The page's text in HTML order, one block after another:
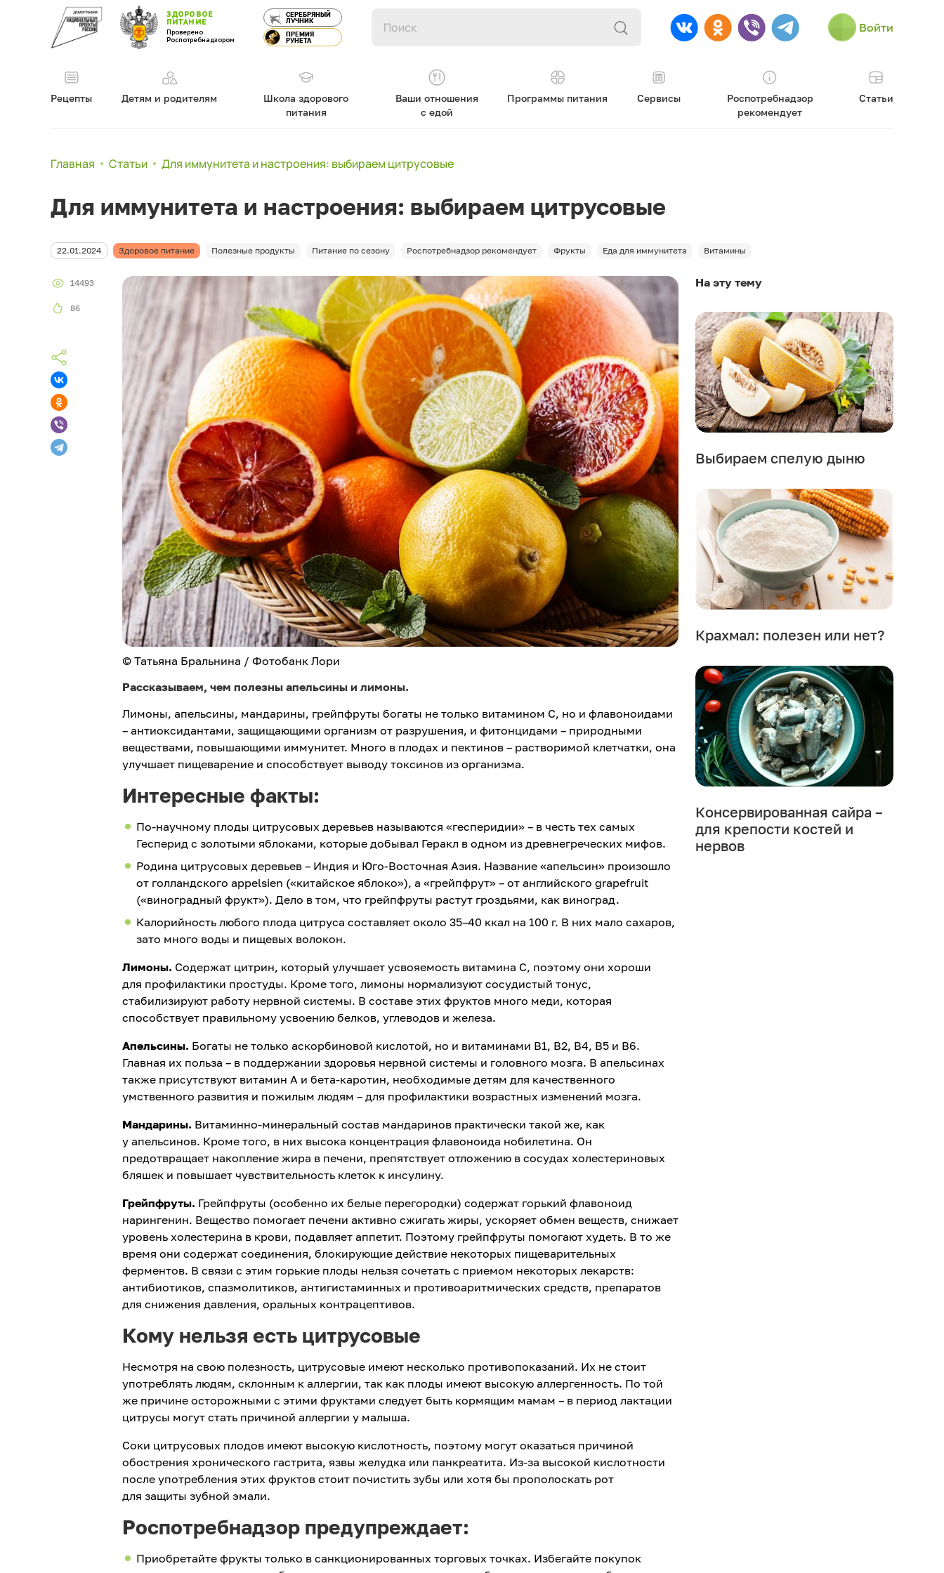
ЗДОРОВОЕ
ПИТАНИЕ
Проверено
Роспотребнадзором
СЕРЕБРЯНЫЙ
ЛУЧНИК
ПРЕМИЯ
РУНЕТА
Войти
Рецепты Детям и родителям
Школа здорового
питания
Ваши отношения
с едой
Программы питания Сервисы
Роспотребнадзор
рекомендует
Статьи
Главная Статьи Для иммунитета и настроения: выбираем цитрусовые
Для иммунитета и настроения: выбираем цитрусовые
22.01.2024 Здоровое питание Полезные продукты Питание по сезону Роспотребнадзор рекомендует Фрукты Еда для иммунитета Витамины
14493
86
© Татьяна Бральнина / Фотобанк Лори
Рассказываем, чем полезны апельсины и лимоны.
Лимоны, апельсины, мандарины, грейпфруты богаты не только витамином С, но и флавоноидами
– антиоксидантами, защищающими организм от разрушения, и фитонцидами – природными
веществами, повышающими иммунитет. Много в плодах и пектинов – растворимой клетчатки, она
улучшает пищеварение и способствует выводу токсинов из организма.
Интересные факты:
По-научному плоды цитрусовых деревьев называются «гесперидии» – в честь тех самых
Гесперид с золотыми яблоками, которые добывал Геракл в одном из древнегреческих мифов.
Родина цитрусовых деревьев – Индия и Юго-Восточная Азия. Название «апельсин» произошло
от голландского appelsien («китайское яблоко»), а «грейпфрут» – от английского grapefruit
(«виноградный фрукт»). Дело в том, что грейпфруты растут гроздьями, как виноград.
Калорийность любого плода цитруса составляет около 35–40 ккал на 100 г. В них мало сахаров,
зато много воды и пищевых волокон.
Лимоны. Содержат цитрин, который улучшает усвояемость витамина С, поэтому они хороши
для профилактики простуды. Кроме того, лимоны нормализуют сосудистый тонус,
стабилизируют работу нервной системы. В составе этих фруктов много меди, которая
способствует правильному усвоению белков, углеводов и железа.
Апельсины. Богаты не только аскорбиновой кислотой, но и витаминами В1, В2, В4, В5 и В6.
Главная их польза – в поддержании здоровья нервной системы и головного мозга. В апельсинах
также присутствуют витамин А и бета-каротин, необходимые детям для качественного
умственного развития и пожилым людям – для профилактики возрастных изменений мозга.
Мандарины. Витаминно-минеральный состав мандаринов практически такой же, как
у апельсинов. Кроме того, в них высока концентрация флавоноида нобилетина. Он
предотвращает накопление жира в печени, препятствует отложению в сосудах холестериновых
бляшек и повышает чувствительность клеток к инсулину.
Грейпфруты. Грейпфруты (особенно их белые перегородки) содержат горький флавоноид
нарингенин. Вещество помогает печени активно сжигать жиры, ускоряет обмен веществ, снижает
уровень холестерина в крови, подавляет аппетит. Поэтому грейпфруты помогают худеть. В то же
время они содержат соединения, блокирующие действие некоторых пищеварительных
ферментов. В связи с этим горькие плоды нельзя сочетать с приемом некоторых лекарств:
антибиотиков, спазмолитиков, антигистаминных и противоаритмических средств, препаратов
для снижения давления, оральных контрацептивов.
Кому нельзя есть цитрусовые
Несмотря на свою полезность, цитрусовые имеют несколько противопоказаний. Их не стоит
употреблять людям, склонным к аллергии, так как плоды имеют высокую аллергенность. По той
же причине осторожными с этими фруктами следует быть кормящим мамам – в период лактации
цитрусы могут стать причиной аллергии у малыша.
Соки цитрусовых плодов имеют высокую кислотность, поэтому могут оказаться причиной
обострения хронического гастрита, язвы желудка или панкреатита. Из-за высокой кислотности
после употребления этих фруктов стоит почистить зубы или хотя бы прополоскать рот
для защиты зубной эмали.
Роспотребнадзор предупреждает:
Приобретайте фрукты только в санкционированных торговых точках. Избегайте покупок
На эту тему
Выбираем спелую дыню
Крахмал: полезен или нет?
Консервированная сайра –
для крепости костей и
нервов